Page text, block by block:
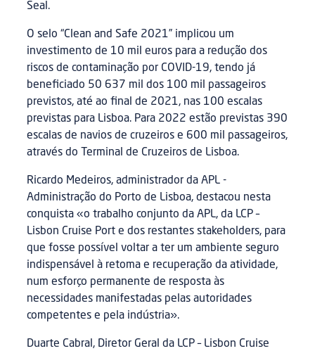
Seal.
O selo “Clean and Safe 2021” implicou um
investimento de 10 mil euros para a redução dos
riscos de contaminação por COVID-19, tendo já
beneficiado 50 637 mil dos 100 mil passageiros
previstos, até ao final de 2021, nas 100 escalas
previstas para Lisboa. Para 2022 estão previstas 390
escalas de navios de cruzeiros e 600 mil passageiros,
através do Terminal de Cruzeiros de Lisboa.
Ricardo Medeiros, administrador da APL -
Administração do Porto de Lisboa, destacou nesta
conquista «o trabalho conjunto da APL, da LCP –
Lisbon Cruise Port e dos restantes stakeholders, para
que fosse possível voltar a ter um ambiente seguro
indispensável à retoma e recuperação da atividade,
num esforço permanente de resposta às
necessidades manifestadas pelas autoridades
competentes e pela indústria».
Duarte Cabral, Diretor Geral da LCP – Lisbon Cruise